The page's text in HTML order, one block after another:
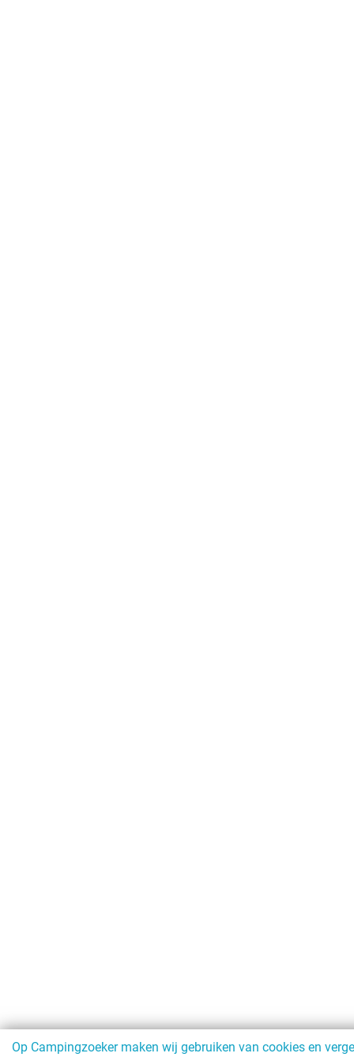
Op Campingzoeker maken wij gebruiken van cookies en